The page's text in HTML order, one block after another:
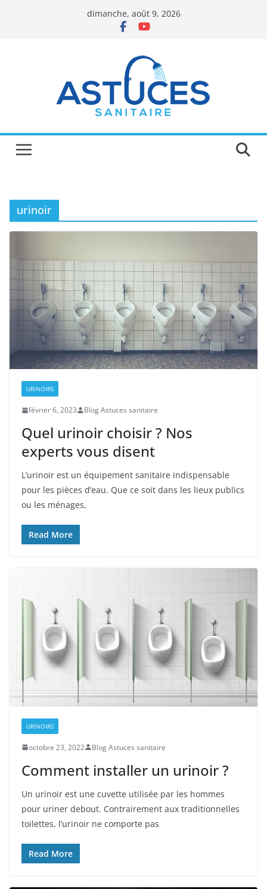
dimanche, août 9, 2026
urinoir
URINOIRS
février 6, 2023 Blog Astuces sanitaire
Quel urinoir choisir ? Nos
experts vous disent
L’urinoir est un équipement sanitaire indispensable
pour les pièces d’eau. Que ce soit dans les lieux publics
ou les ménages,
Read More
URINOIRS
octobre 23, 2022 Blog Astuces sanitaire
Comment installer un urinoir ?
Un urinoir est une cuvette utilisée par les hommes
pour uriner debout. Contrairement aux traditionnelles
toilettes, l’urinoir ne comporte pas
Read More